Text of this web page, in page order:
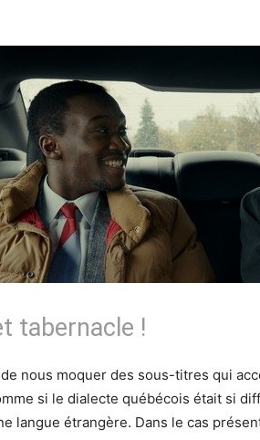
tabernacle !
nous moquer des sous-titres qui
si le dialecte québécois était si
langue étrangère. Dans le cas